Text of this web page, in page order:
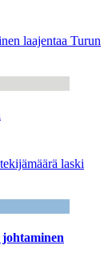
laajentaa Turun
laski